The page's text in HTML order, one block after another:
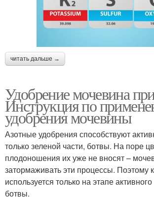
читать дальше →
Удобрение мочевина
Инструкция по
удобрения мочевины
Азотные удобрения способствуют
только зеленой части, ботвы. На поре
плодоношения их уже не вносят –
затормаживать эти процессы. Поэтому
используется только на этапе
ботвы.